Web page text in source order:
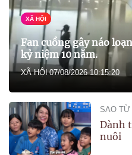
XÃ HỘI
Fan cuồng gây náo
kỷ niệm 10 năm.
XÃ HỘI 07/08/2026 10:15:20
SAO TỪ
Dành
nuôi